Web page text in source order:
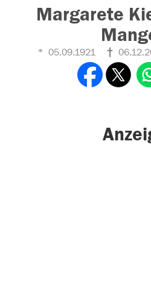
Margarete
05.09.1921